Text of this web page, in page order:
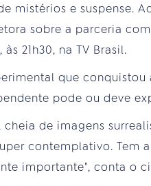
mistérios e suspense.
sobre a parceria
21h30, na TV Brasil.
que conquistou
pode ou deve
de imagens
contemplativo. Tem
importante", conta o